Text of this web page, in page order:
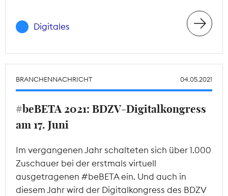
Digitales
BRANCHENNACHRICHT 04.05.2021
#beBETA 2021: BDZV-Digitalkongress
am 17. Juni
Im vergangenen Jahr schalteten sich über 1.000
Zuschauer bei der erstmals virtuell
ausgetragenen #beBETA ein. Und auch in
diesem Jahr wird der Digitalkongress des BDZV